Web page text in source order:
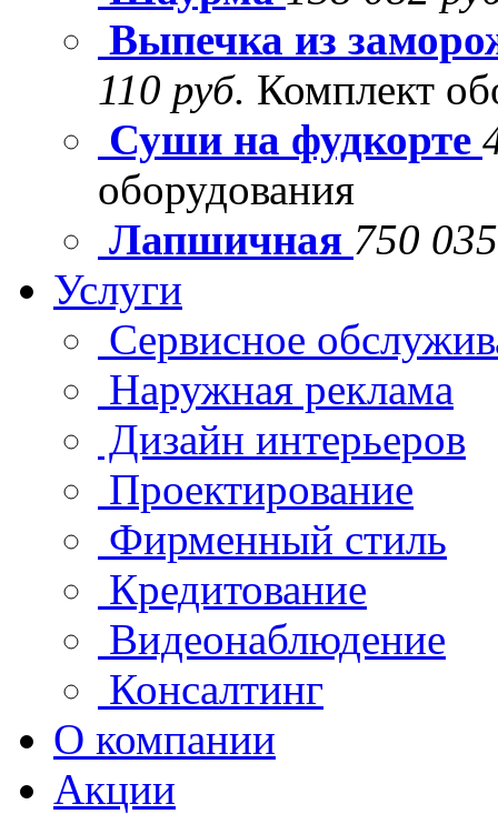
Выпечка из
110 руб. Комплект
Суши на фудкорте
оборудования
Лапшичная 750
Услуги
Сервисное
Наружная реклама
Дизайн интерьеров
Проектирование
Фирменный стиль
Кредитование
Видеонаблюдение
Консалтинг
О компании
Акции